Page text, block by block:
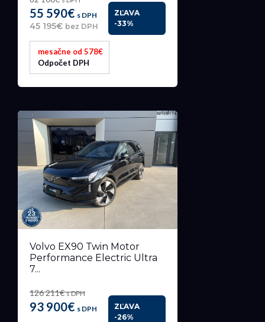
55 590€ s DPH
45 195€ bez DPH
ZĽAVA
-33%
mesačne od 578€
Odpočet DPH
Volvo EX90 Twin Motor
Performance Electric Ultra
7...
126 211€s DPH
93 900€ s DPH
ZĽAVA
-26%